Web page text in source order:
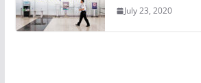
July 23, 2020